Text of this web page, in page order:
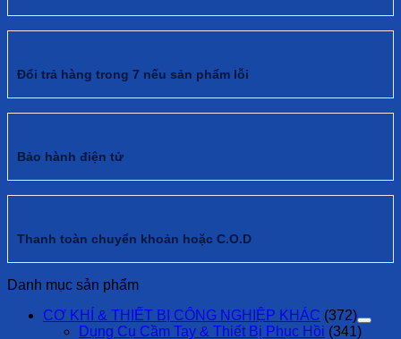
Đổi trả hàng trong 7 nếu sản phẩm lỗi
Bảo hành điện tử
Thanh toàn chuyển khoản hoặc C.O.D
Danh mục sản phẩm
CƠ KHÍ & THIẾT BỊ CÔNG NGHIỆP KHÁC (372)
Dụng Cụ Cầm Tay & Thiết Bị Phục Hồi (341)